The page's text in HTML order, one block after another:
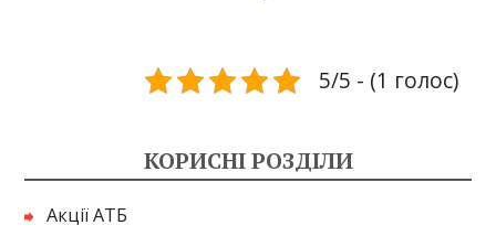
5/5 - (1 голос)
КОРИСНІ РОЗДІЛИ
Акції АТБ